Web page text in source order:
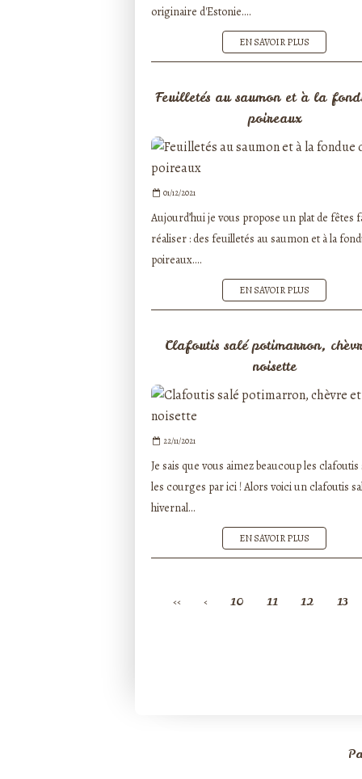
originaire d'Estonie....
EN SAVOIR PLUS
Feuilletés au saumon et à la
poireaux
01/12/2021
Aujourd’hui je vous propose un plat de fêtes
réaliser : des feuilletés au saumon et à la
poireaux....
EN SAVOIR PLUS
Clafoutis salé potimarron,
noisette
22/11/2021
Je sais que vous aimez beaucoup les clafoutis
les courges par ici ! Alors voici un clafoutis
hivernal...
EN SAVOIR PLUS
<< < 10 11 12 13